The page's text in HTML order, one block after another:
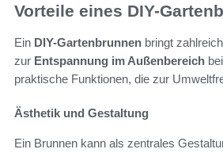
Vorteile eines DIY-
Ein DIY-Gartenbrunnen bringt
zur Entspannung im Außenbereich
praktische Funktionen, die zur
Ästhetik und Gestaltung
Ein Brunnen kann als zentrales